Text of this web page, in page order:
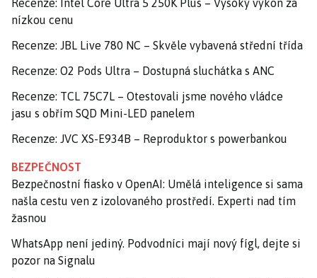
Recenze: Intel Core Ultra 5 250K Plus – Vysoký výkon za
nízkou cenu
Recenze: JBL Live 780 NC – Skvěle vybavená střední třída
Recenze: O2 Pods Ultra – Dostupná sluchátka s ANC
Recenze: TCL 75C7L – Otestovali jsme nového vládce
jasu s obřím SQD Mini-LED panelem
Recenze: JVC XS-E934B – Reproduktor s powerbankou
BEZPEČNOST
Bezpečnostní fiasko v OpenAI: Umělá inteligence si sama
našla cestu ven z izolovaného prostředí. Experti nad tím
žasnou
WhatsApp není jediný. Podvodníci mají nový fígl, dejte si
pozor na Signalu